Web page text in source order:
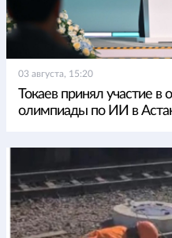
03 августа, 15:20
Токаев принял участие
олимпиады по ИИ в